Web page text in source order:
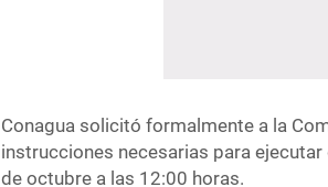
Conagua solicitó formalmente a la
instrucciones necesarias para
de octubre a las 12:00 horas.